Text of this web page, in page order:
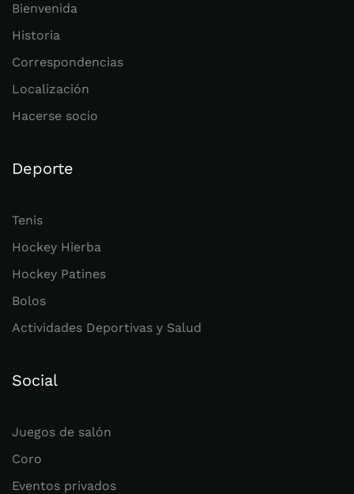
Bienvenida
Historia
Correspondencias
Localización
Hacerse socio
Deporte
Tenis
Hockey Hierba
Hockey Patines
Bolos
Actividades Deportivas y Salud
Social
Juegos de salón
Coro
Eventos privados